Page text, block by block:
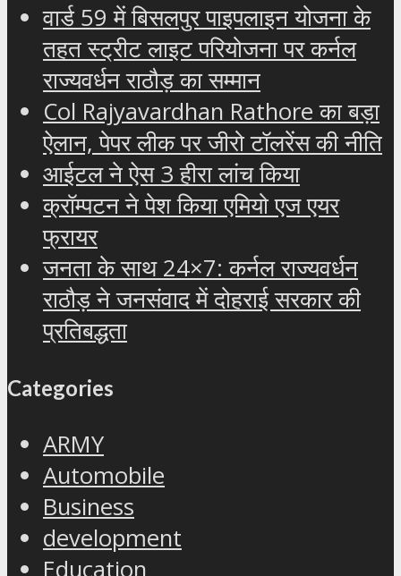
वार्ड 59 में बिसलपुर पाइपलाइन योजना के
तहत स्ट्रीट लाइट परियोजना पर कर्नल
राज्यवर्धन राठौड़ का सम्मान
Col Rajyavardhan Rathore का बड़ा
ऐलान, पेपर लीक पर जीरो टॉलरेंस की नीति
आईटल ने ऐस 3 हीरा लांच किया
क्रॉम्पटन ने पेश किया एमियो एज एयर
फ्रायर
जनता के साथ 24×7: कर्नल राज्यवर्धन
राठौड़ ने जनसंवाद में दोहराई सरकार की
प्रतिबद्धता
Categories
ARMY
Automobile
Business
development
Education